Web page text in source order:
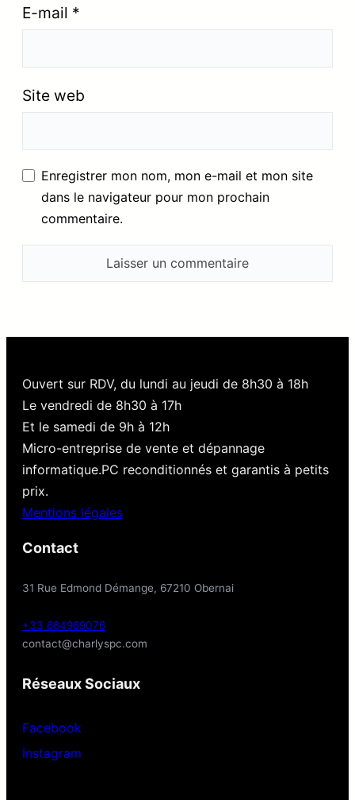
E-mail *
Site web
Enregistrer mon nom, mon e-mail et mon site
dans le navigateur pour mon prochain
commentaire.
Ouvert sur RDV, du lundi au jeudi de 8h30 à 18h
Le vendredi de 8h30 à 17h
Et le samedi de 9h à 12h
Micro-entreprise de vente et dépannage
informatique.PC reconditionnés et garantis à petits
prix.
Mentions légales
Contact
31 Rue Edmond Démange, 67210 Obernai
+33 684969076
contact@charlyspc.com
Réseaux Sociaux
Facebook
Instagram